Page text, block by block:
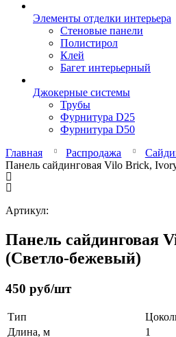
Элементы отделки интерьера
Стеновые панели
Полистирол
Клей
Багет интерьерный
Джокерные системы
Трубы
Фурнитура D25
Фурнитура D50
Главная
Распродажа
Панель сайдинговая Vilo Brick,
Артикул:
Панель сайдинговая
(Светло-бежевый)
450 руб/шт
Тип
Длина, м
1